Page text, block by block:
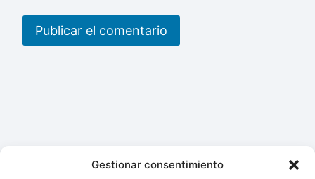
Gestionar consentimiento